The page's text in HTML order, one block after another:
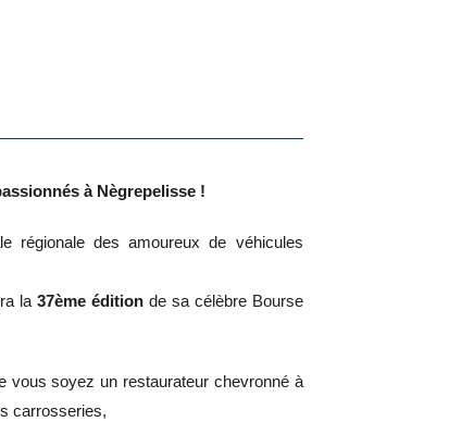
à Nègrepelisse !
régionale des amoureux de véhicules
la 37ème éditionde sa célèbre Bourse
vous soyez un restaurateur chevronné à
carrosseries,